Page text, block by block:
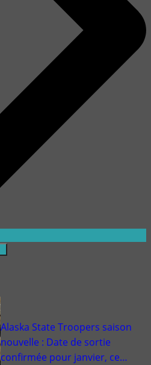
Alaska State Troopers saison
nouvelle : Date de sortie
confirmée pour janvier, ce…